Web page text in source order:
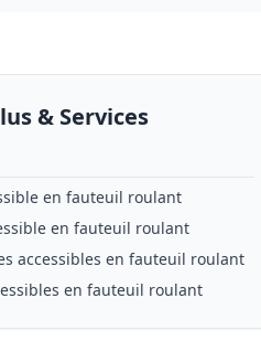
& Services
en fauteuil roulant
en fauteuil roulant
accessibles en fauteuil roulant
en fauteuil roulant